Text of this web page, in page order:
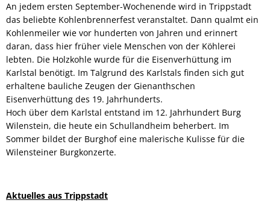
An jedem ersten September-Wochenende wird in Trippstadt
das beliebte Kohlenbrennerfest veranstaltet. Dann qualmt ein
Kohlenmeiler wie vor hunderten von Jahren und erinnert
daran, dass hier früher viele Menschen von der Köhlerei
lebten. Die Holzkohle wurde für die Eisenverhüttung im
Karlstal benötigt. Im Talgrund des Karlstals finden sich gut
erhaltene bauliche Zeugen der Gienanthschen
Eisenverhüttung des 19. Jahrhunderts.
Hoch über dem Karlstal entstand im 12. Jahrhundert Burg
Wilenstein, die heute ein Schullandheim beherbert. Im
Sommer bildet der Burghof eine malerische Kulisse für die
Wilensteiner Burgkonzerte.
Aktuelles aus Trippstadt